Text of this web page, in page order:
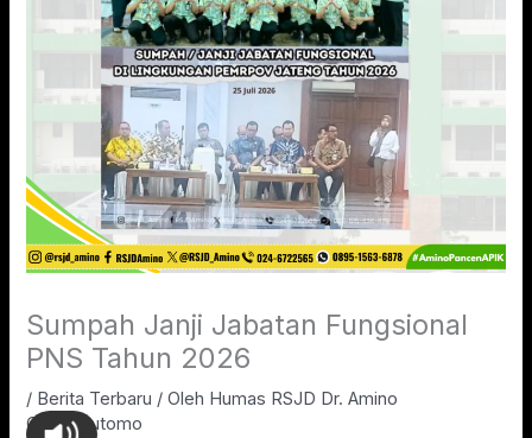
Sumpah Janji Jabatan Fungsional
PNS Tahun 2026
/ Berita Terbaru / Oleh Humas RSJD Dr. Amino
Gondohutomo